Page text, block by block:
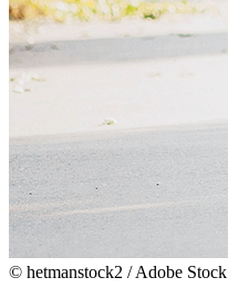
© hetmanstock2 / Adobe Stock